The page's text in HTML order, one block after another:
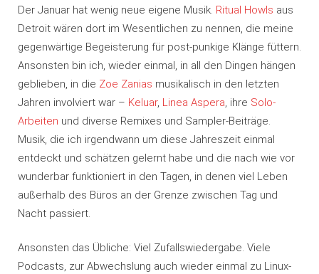
Der Januar hat wenig neue eigene Musik. Ritual Howls aus
Detroit wären dort im Wesentlichen zu nennen, die meine
gegenwärtige Begeisterung für post-punkige Klänge füttern.
Ansonsten bin ich, wieder einmal, in all den Dingen hängen
geblieben, in die Zoe Zanias musikalisch in den letzten
Jahren involviert war – Keluar, Linea Aspera, ihre Solo-
Arbeiten und diverse Remixes und Sampler-Beiträge.
Musik, die ich irgendwann um diese Jahreszeit einmal
entdeckt und schätzen gelernt habe und die nach wie vor
wunderbar funktioniert in den Tagen, in denen viel Leben
außerhalb des Büros an der Grenze zwischen Tag und
Nacht passiert.
Ansonsten das Übliche: Viel Zufallswiedergabe. Viele
Podcasts, zur Abwechslung auch wieder einmal zu Linux-